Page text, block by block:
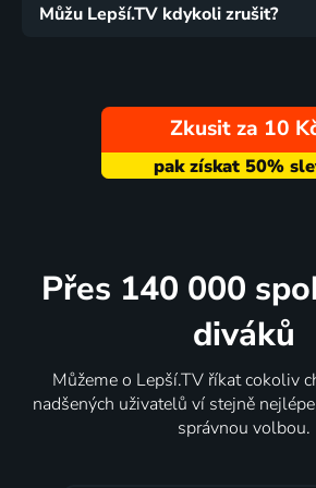
Můžu Lepší.TV kdykoli zrušit?
Zkusit za 10
Přes 140 000
diváků
Můžeme o Lepší.TV říkat cokoliv
nadšených uživatelů ví stejně
správnou volbou.